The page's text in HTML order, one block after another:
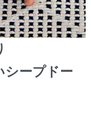
シープドー